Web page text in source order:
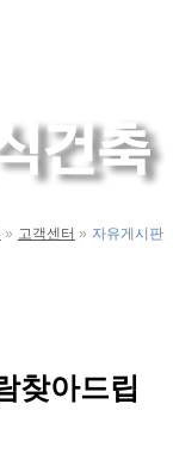
고객센터 자유게시판
찾아드립